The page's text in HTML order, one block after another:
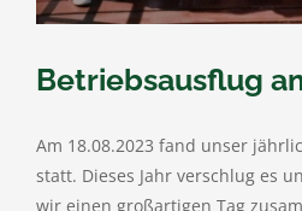
Betriebsausflug
Am 18.08.2023 fand unser
statt. Dieses Jahr verschlug es
wir einen großartigen Tag